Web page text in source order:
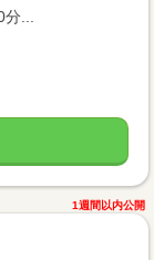
...
1週間以内公開